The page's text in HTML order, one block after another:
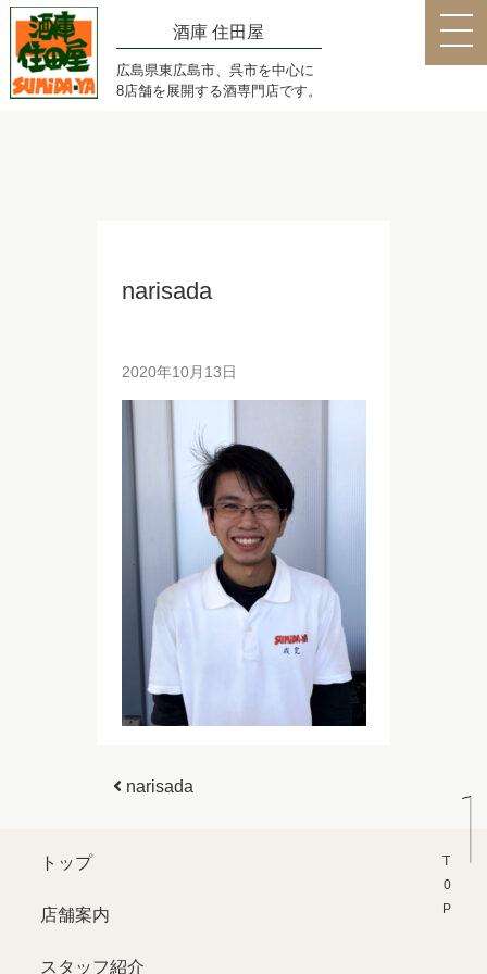
酒庫 住田屋
広島県東広島市、呉市を中心に
8店舗を展開する酒専門店です。
narisada
2020年10月13日
投稿ナビゲーション
narisada
T0P
トップ
店舗案内
スタッフ紹介